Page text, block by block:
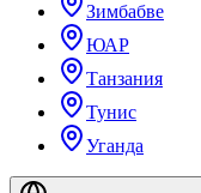
Зимбабве
ЮАР
Танзания
Тунис
Уганда